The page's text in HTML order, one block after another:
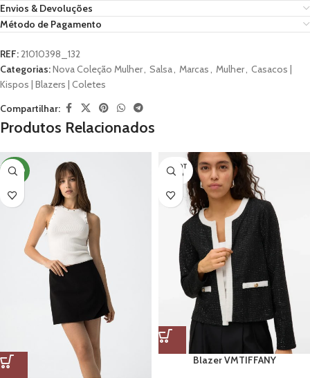
Envios & Devoluções
Método de Pagamento
REF:21010398_132
Categorias:Nova Coleção Mulher, Salsa, Marcas, Mulher, Casacos |
Kispos | Blazers | Coletes
Compartilhar:
Produtos Relacionados
NOVO
ESGOT
ADO
Blazer VMTIFFANY